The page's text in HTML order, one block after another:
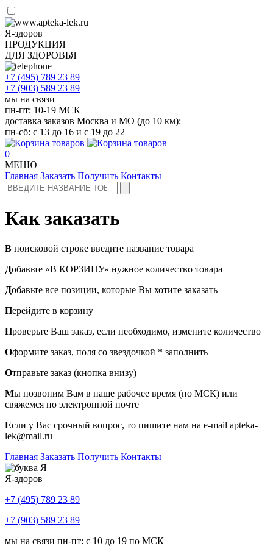
Я-здоров
ПРОДУКЦИЯ
ДЛЯ ЗДОРОВЬЯ
+7 (495) 789 23 89
+7 (903) 589 23 89
мы на связи
пн-пт: 10-19 МСК
доставка заказов Москва и МО (до 10 км):
пн-сб: с 13 до 16 и с 19 до 22
0
МЕНЮ
Главная Заказать Получить Контакты
Как заказать
В поисковой строке введите название товара
Добавьте «В КОРЗИНУ» нужное количество товара
Добавьте все позиции, которые Вы хотите заказать
Перейдите в корзину
Проверьте Ваш заказ, если необходимо, измените количество
Оформите заказ, поля со звездочкой * заполнить
Отправьте заказ (кнопка внизу)
Мы позвоним Вам в наше рабочее время (по МСК) или
свяжемся по электронной почте
Если у Вас срочный вопрос, то пишите нам на e-mail apteka-
lek@mail.ru
Главная Заказать Получить Контакты
Я-здоров
+7 (495) 789 23 89
+7 (903) 589 23 89
мы на связи пн-пт: с 10 до 19 по МСК